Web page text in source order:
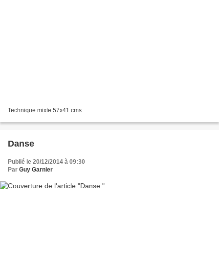
Technique mixte 57x41 cms
Danse
Publié le 20/12/2014 à 09:30
Par Guy Garnier